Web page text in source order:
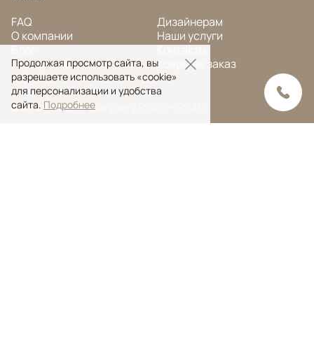
FAQ
О компании
Блог
Портфолио
Дизайнерам
Наши услуги
Контакты
Ковры на заказ
© Ansy Carpet Company 2005 — 2026
Продолжая просмотр сайта, вы
разрешаете использовать «cookie»
для персонализации и удобства
сайта. Подробнее